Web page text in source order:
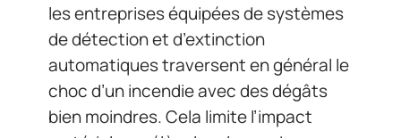
les entreprises équipées de systèmes
de détection et d’extinction
automatiques traversent en général le
choc d’un incendie avec des dégâts
bien moindres. Cela limite l’impact